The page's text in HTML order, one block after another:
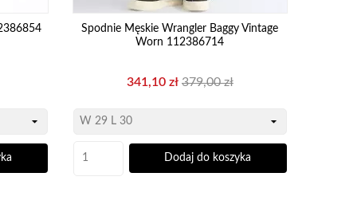
Spodnie Męskie Wrangler Baggy Vintage
Worn 112386714
Cena
341,10 zł Cena
podstawowa
379,00 zł
Dodaj do koszyka